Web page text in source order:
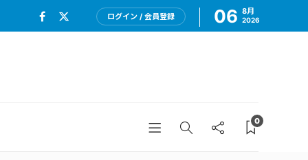
ログイン / 会員登録 06 8月
2026
0